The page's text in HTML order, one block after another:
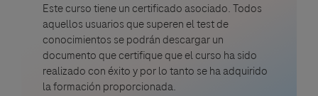
Este curso tiene un certificado asociado. Todos
aquellos usuarios que superen el test de
conocimientos se podrán descargar un
documento que certifique que el curso ha sido
realizado con éxito y por lo tanto se ha adquirido
la formación proporcionada.